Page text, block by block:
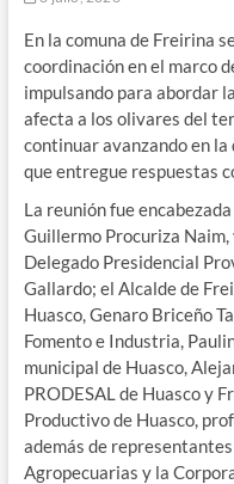
En la comuna de Freirina
coordinación en el marco
impulsando para abordar
afecta a los olivares del
continuar avanzando en
que entregue respuestas
La reunión fue
Guillermo Procuriza
Delegado Presidencial
Gallardo; el Alcalde de
Huasco, Genaro Briceño
Fomento e Industria,
municipal de Huasco,
PRODESAL de Huasco y
Productivo de Huasco,
además de
Agropecuarias y la